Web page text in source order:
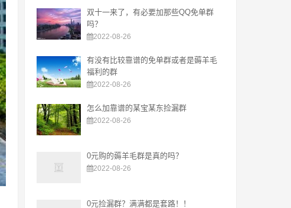
双十一来了，有必要加那些QQ免单群
吗？
2022-08-26
有没有比较靠谱的免单群或者是薅羊毛
福利的群
2022-08-26
怎么加靠谱的某宝某东捡漏群
2022-08-26
0元购的薅羊毛群是真的吗？
2022-08-26
0元捡漏群？满满都是套路！！